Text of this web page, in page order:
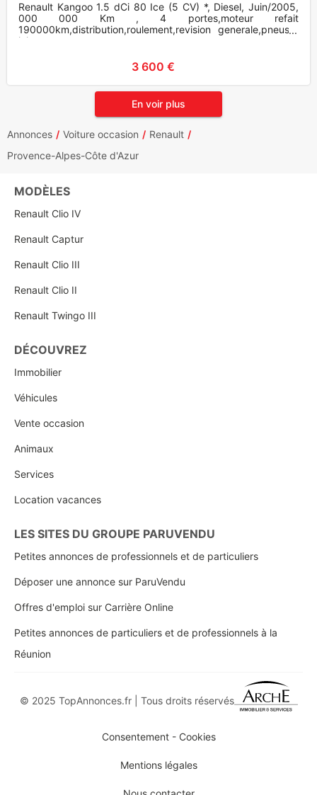
Renault Kangoo 1.5 dCi 80 Ice (5 CV) *, Diesel, Juin/2005,
000 000 Km , 4 portes,moteur refait
190000km,distribution,roulement,revision generale,pneus,4
injecteurs,etc...
3 600 €
En voir plus
Annonces Voiture occasion
Renault
Provence-Alpes-Côte d'Azur
MODÈLES
Renault Clio IV
Renault Captur
Renault Clio III
Renault Clio II
Renault Twingo III
DÉCOUVREZ
Immobilier
Véhicules
Vente occasion
Animaux
Services
Location vacances
LES SITES DU GROUPE PARUVENDU
Petites annonces de professionnels et de particuliers
Déposer une annonce sur ParuVendu
Offres d'emploi sur Carrière Online
Petites annonces de particuliers et de professionnels à la
Réunion
© 2025 TopAnnonces.fr | Tous droits réservés
Consentement - Cookies
Mentions légales